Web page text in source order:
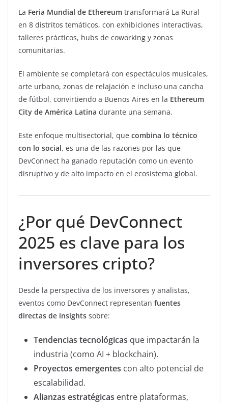
La Feria Mundial de Ethereum transformará La Rural
en 8 distritos temáticos, con exhibiciones interactivas,
talleres prácticos, hubs de coworking y zonas
comunitarias.
El ambiente se completará con espectáculos musicales,
arte urbano, zonas de relajación e incluso una cancha
de fútbol, convirtiendo a Buenos Aires en la Ethereum
City de América Latina durante una semana.
Este enfoque multisectorial, que combina lo técnico
con lo social, es una de las razones por las que
DevConnect ha ganado reputación como un evento
disruptivo y de alto impacto en el ecosistema global.
¿Por qué DevConnect
2025 es clave para los
inversores cripto?
Desde la perspectiva de los inversores y analistas,
eventos como DevConnect representan fuentes
directas de insights sobre:
Tendencias tecnológicas que impactarán la
industria (como AI + blockchain).
Proyectos emergentes con alto potencial de
escalabilidad.
Alianzas estratégicas entre plataformas,